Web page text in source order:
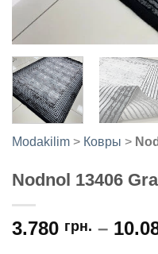
Modakilim > Ковры >
Nodnol 13406
3.780 грн. –